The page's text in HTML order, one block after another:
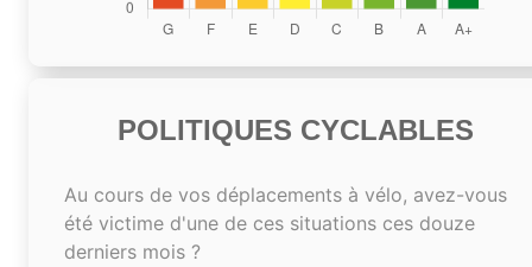
POLITIQUES CYCLABLES
Au cours de vos déplacements à vélo, avez-vous
été victime d'une de ces situations ces douze
derniers mois ?